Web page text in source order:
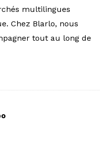
multilingues
Chez Blarlo, nous
tout au long de